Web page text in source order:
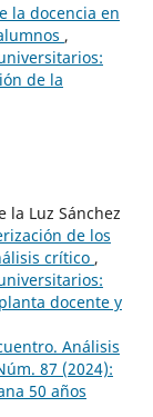
la docencia en
,
de la
la Luz Sánchez
de los
crítico ,
docente y
Análisis
87 (2024):
50 años